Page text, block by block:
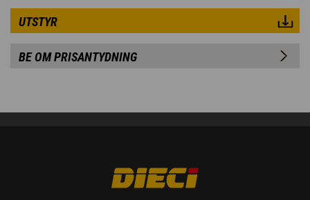
UTSTYR
BE OM PRISANTYDNING